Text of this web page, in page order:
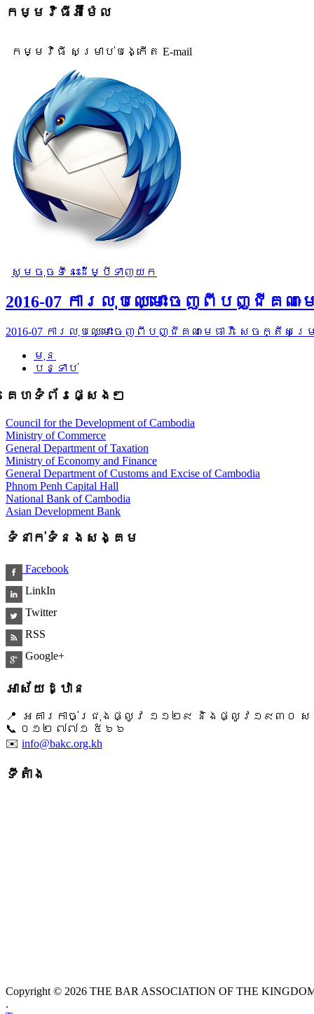
កម្មវិធីអ៊ីម៉ែល
កម្មវិធី សម្រាប់បង្កើត E-mail
សូមចុចទីនេះដើម្បីទាញយក
2016-07 ការលុបឈ្មោះចេញពីបញ្ជីគ
2016-07 ការលុបឈ្មោះចេញពីបញ្ជីគណៈមេធាវី សេចក្តីស
មុន
បន្ទាប់
គេហទំព័រផ្សេងៗ
Council for the Development of Cambodia
Ministry of Commerce
General Department of Taxation
Ministry of Economy and Finance
General Department of Customs and Excise of Cambodia
Phnom Penh Capital Hall
National Bank of Cambodia
Asian Development Bank
ទំនាក់ទំនងសង្គម
Facebook
LinkIn
Twitter
RSS
Google+
អាស័យដ្ឋាន
📍 អគារកាច់ជ្រុងផ្លូវ ១១២៩ និងផ្លូវ១៩៣០ ស
📞 ​០១២ ៧៧១ ៥៦៦
✉️ info@bakc.org.kh
ទីតាំង
Copyright © 2026 THE BAR ASSOCIATION OF THE
.